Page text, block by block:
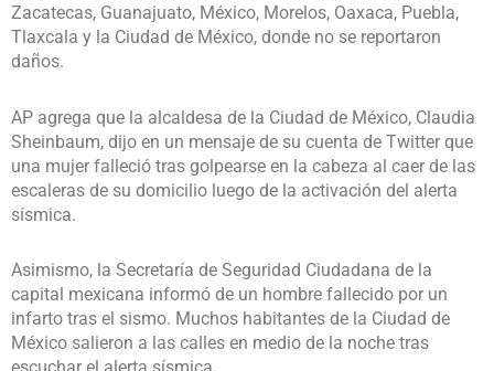
Zacatecas, Guanajuato, México, Morelos, Oaxaca, Puebla,
Tlaxcala y la Ciudad de México, donde no se reportaron
daños.
AP agrega que la alcaldesa de la Ciudad de México, Claudia
Sheinbaum, dijo en un mensaje de su cuenta de Twitter que
una mujer falleció tras golpearse en la cabeza al caer de las
escaleras de su domicilio luego de la activación del alerta
sísmica.
Asimismo, la Secretaría de Seguridad Ciudadana de la
capital mexicana informó de un hombre fallecido por un
infarto tras el sismo. Muchos habitantes de la Ciudad de
México salieron a las calles en medio de la noche tras